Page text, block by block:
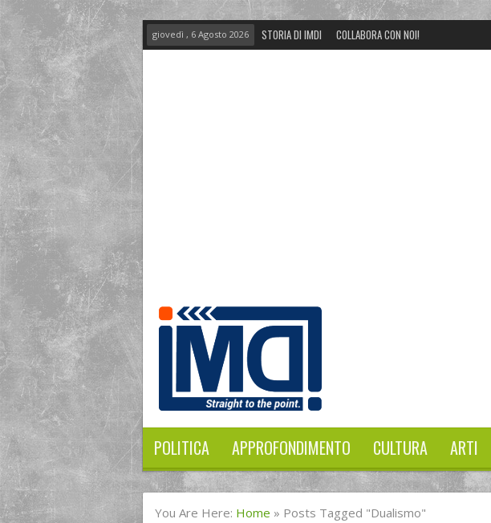
giovedì , 6 Agosto 2026 STORIA DI IMDI COLLABORA CON NOI!
POLITICA APPROFONDIMENTO CULTURA ARTI
You Are Here: Home » Posts Tagged "dualismo"